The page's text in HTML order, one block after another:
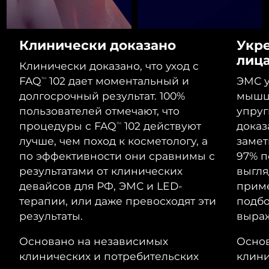
Клинически доказано
Клинически доказано, что уход с
FAQTM
102 дает моментальный и
долгосрочный результат. 100%
пользователей отмечают, что
процедуры с FAQTM
102 действуют
лучше, чем поход к косметологу, а
по эффективности они сравнимы с
результатами от клинических
девайсов для РФ, ЭМС и LED-
терапии, или даже превосходят эти
результаты.
Основано на независимых
клинических и потребительских
ЭМС
97%
For healthy hair
Косметика
Купить
FOREO APP
ПОДРОБНЕЕ
Гибралтар
Греция
Ожидаемая дата доставки
Гонконг (САР)
Ожидаемая дата доставки
Венгрия
Ожидаемая дата доставки
8/12/26
Исландия
Ожидаемая дата доставки
8/13/26
Индонезия
Ожидаемая дата доставки
8/10/26
Ожидаемая дата доставки